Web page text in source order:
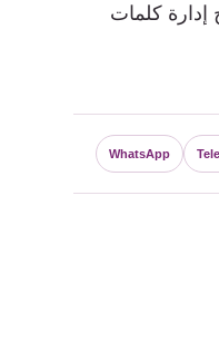
إدارة كلمات
WhatsApp